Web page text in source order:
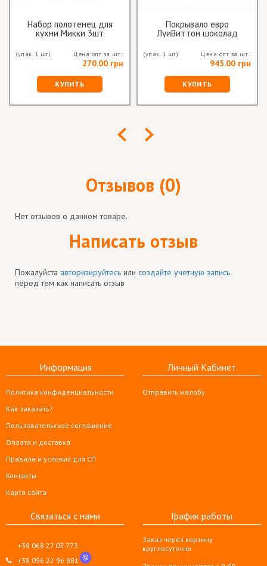
Набор полотенец для
кухни Микки 3шт
(упак. 1 шт) Цена опт за шт.:
270.00 грн
КУПИТЬ
Покрывало евро
ЛуиВиттон шоколад
(упак. 1 шт) Цена опт за шт.:
945.00 грн
КУПИТЬ
Отзывов (0)
Нет отзывов о данном товаре.
Написать отзыв
Пожалуйста авторизируйтесь или создайте учетную запись
перед тем как написать отзыв
Информация
Политика конфиденциальности
Как заказать?
Пользовательское соглашение
Оплата и доставка
Правила и условия для СП
Контакты
Карта сайта
Личный Кабинет
Отправить жалобу
Связаться с нами
+38 068 27 03 773
+38 096 22 96 881
График работы
Заказ через корзину
круглосуточно